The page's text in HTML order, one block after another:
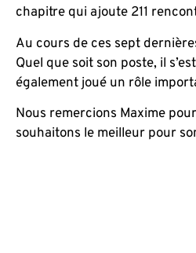
chapitre qui ajoute 211
Au cours de ces sept
Quel que soit son poste, il
également joué un rôle
Nous remercions Maxime
souhaitons le meilleur pour